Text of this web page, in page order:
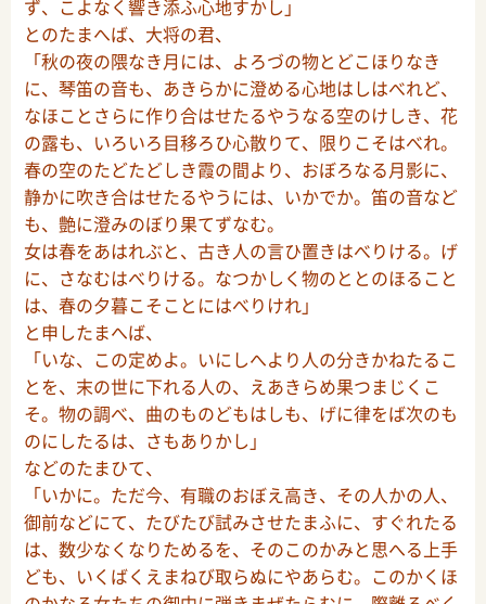
ず、こよなく響き添ふ心地すかし」
とのたまへば、大将の君、
「秋の夜の隈なき月には、よろづの物とどこほりなき
に、琴笛の音も、あきらかに澄める心地はしはべれど、
なほことさらに作り合はせたるやうなる空のけしき、花
の露も、いろいろ目移ろひ心散りて、限りこそはべれ。
春の空のたどたどしき霞の間より、おぼろなる月影に、
静かに吹き合はせたるやうには、いかでか。笛の音など
も、艶に澄みのぼり果てずなむ。
女は春をあはれぶと、古き人の言ひ置きはべりける。げ
に、さなむはべりける。なつかしく物のととのほること
は、春の夕暮こそことにはべりけれ」
と申したまへば、
「いな、この定めよ。いにしへより人の分きかねたるこ
とを、末の世に下れる人の、えあきらめ果つまじくこ
そ。物の調べ、曲のものどもはしも、げに律をば次のも
のにしたるは、さもありかし」
などのたまひて、
「いかに。ただ今、有職のおぼえ高き、その人かの人、
御前などにて、たびたび試みさせたまふに、すぐれたる
は、数少なくなりためるを、そのこのかみと思へる上手
ども、いくばくえまねび取らぬにやあらむ。このかくほ